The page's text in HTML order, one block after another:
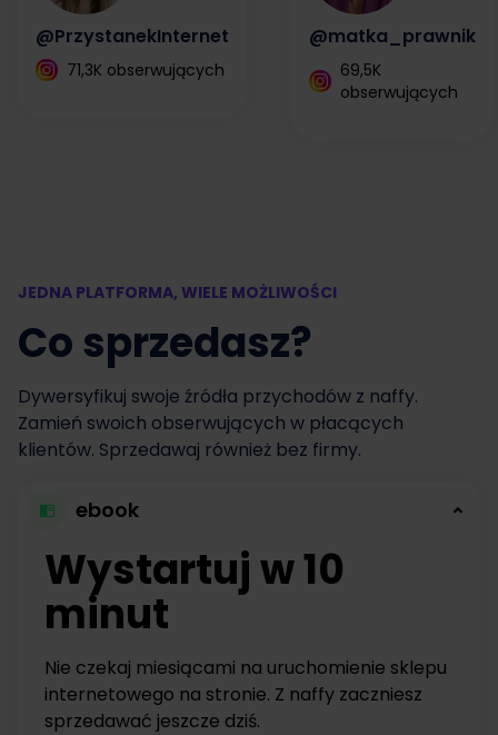
@PrzystanekInternet
71,3K obserwujących
@matka_prawnik
69,5K
obserwujących
JEDNA PLATFORMA, WIELE MOŻLIWOŚCI
Co sprzedasz?
Dywersyfikuj swoje źródła przychodów z naffy.
Zamień swoich obserwujących w płacących
klientów. Sprzedawaj również bez firmy.
ebook
Wystartuj w 10
minut
Nie czekaj miesiącami na uruchomienie sklepu
internetowego na stronie. Z naffy zaczniesz
sprzedawać jeszcze dziś.